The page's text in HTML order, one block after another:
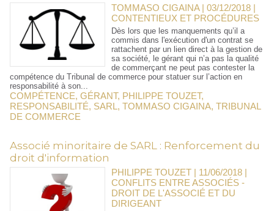
TOMMASO CIGAINA | 03/12/2018 |
CONTENTIEUX ET PROCÉDURES
Dès lors que les manquements qu’il a
commis dans l'exécution d'un contrat se
rattachent par un lien direct à la gestion de
sa société, le gérant qui n’a pas la qualité
de commerçant ne peut pas contester la
compétence du Tribunal de commerce pour statuer sur l’action en
responsabilité à son...
COMPÉTENCE, GÉRANT, PHILIPPE TOUZET,
RESPONSABILITÉ, SARL , TOMMASO CIGAINA, TRIBUNAL
DE COMMERCE
​Associé minoritaire de SARL : Renforcement du
droit d'information
PHILIPPE TOUZET | 11/06/2018 |
CONFLITS ENTRE ASSOCIÉS -
DROIT DE L'ASSOCIÉ ET DU
DIRIGEANT